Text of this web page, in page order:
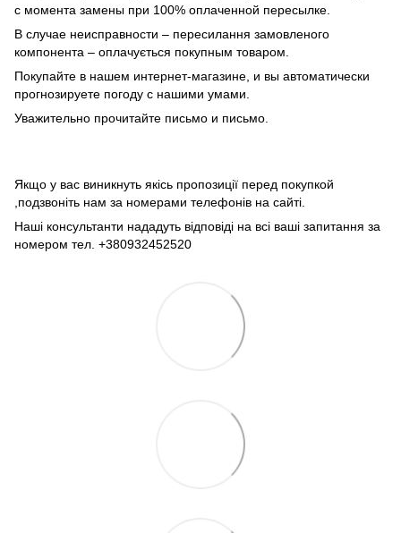
с момента замены при 100% оплаченной пересылке.
В случае неисправности – пересилання замовленого
компонента – оплачується покупным товаром.
Покупайте в нашем интернет-магазине, и вы автоматически
прогнозируете погоду с нашими умами.
Уважительно прочитайте письмо и письмо.
Якщо у вас виникнуть якісь пропозиції перед покупкой
,подзвоніть нам за номерами телефонів на сайті.
Наші консультанти нададуть відповіді на всі ваші запитання за
номером тел. +380932452520